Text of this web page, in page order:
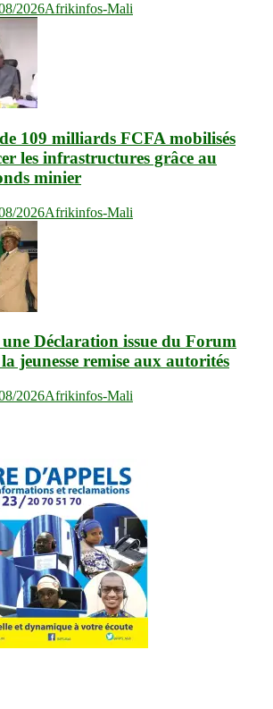
2026Afrikinfos-Mali
109 milliards FCFA mobilisés
les infrastructures grâce au
minier
2026Afrikinfos-Mali
Déclaration issue du Forum
jeunesse remise aux autorités
2026Afrikinfos-Mali